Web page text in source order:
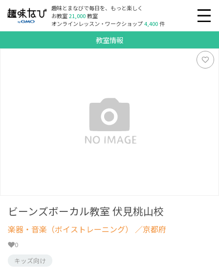
趣味とまなびで毎日を、もっと楽しく
お教室21,000教室
オンラインレッスン・ワークショップ4,400件
教室情報
ビーンズボーカル教室 伏見桃山校
楽器・音楽（ボイストレーニング） ／京都府
0
キッズ向け